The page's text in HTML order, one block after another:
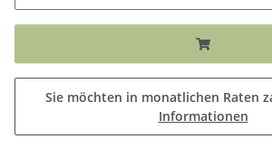
Sie möchten in monatlichen Raten
Informationen